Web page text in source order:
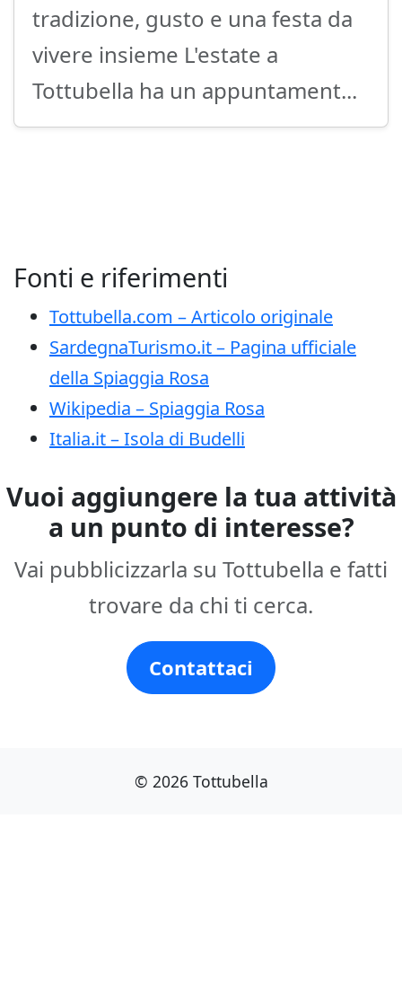
tradizione, gusto e una festa da
vivere insieme L'estate a
Tottubella ha un appuntament...
Fonti e riferimenti
Tottubella.com – Articolo originale
SardegnaTurismo.it – Pagina ufficiale
della Spiaggia Rosa
Wikipedia – Spiaggia Rosa
Italia.it – Isola di Budelli
Vuoi aggiungere la tua attività
a un punto di interesse?
Vai pubblicizzarla su Tottubella e fatti
trovare da chi ti cerca.
Contattaci
© 2026 Tottubella